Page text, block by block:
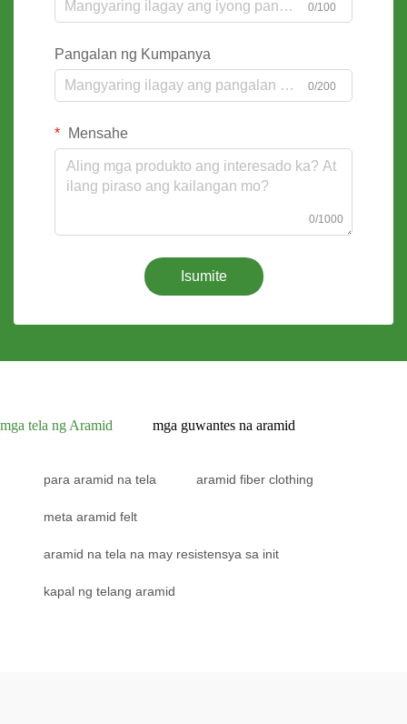
0/100
Pangalan ng Kumpanya
0/200
Mensahe
0/1000
Isumite
mga tela ng Aramid mga guwantes na aramid
para aramid na tela aramid fiber clothing
meta aramid felt
aramid na tela na may resistensya sa init
kapal ng telang aramid